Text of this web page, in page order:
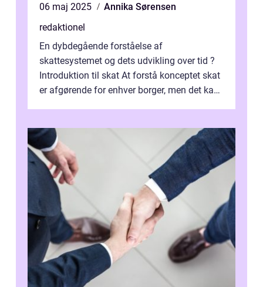
06 maj 2025
Annika Sørensen
redaktionel
En dybdegående forståelse af
skattesystemet og dets udvikling over tid ?
Introduktion til skat At forstå konceptet skat
er afgørende for enhver borger, men det kan